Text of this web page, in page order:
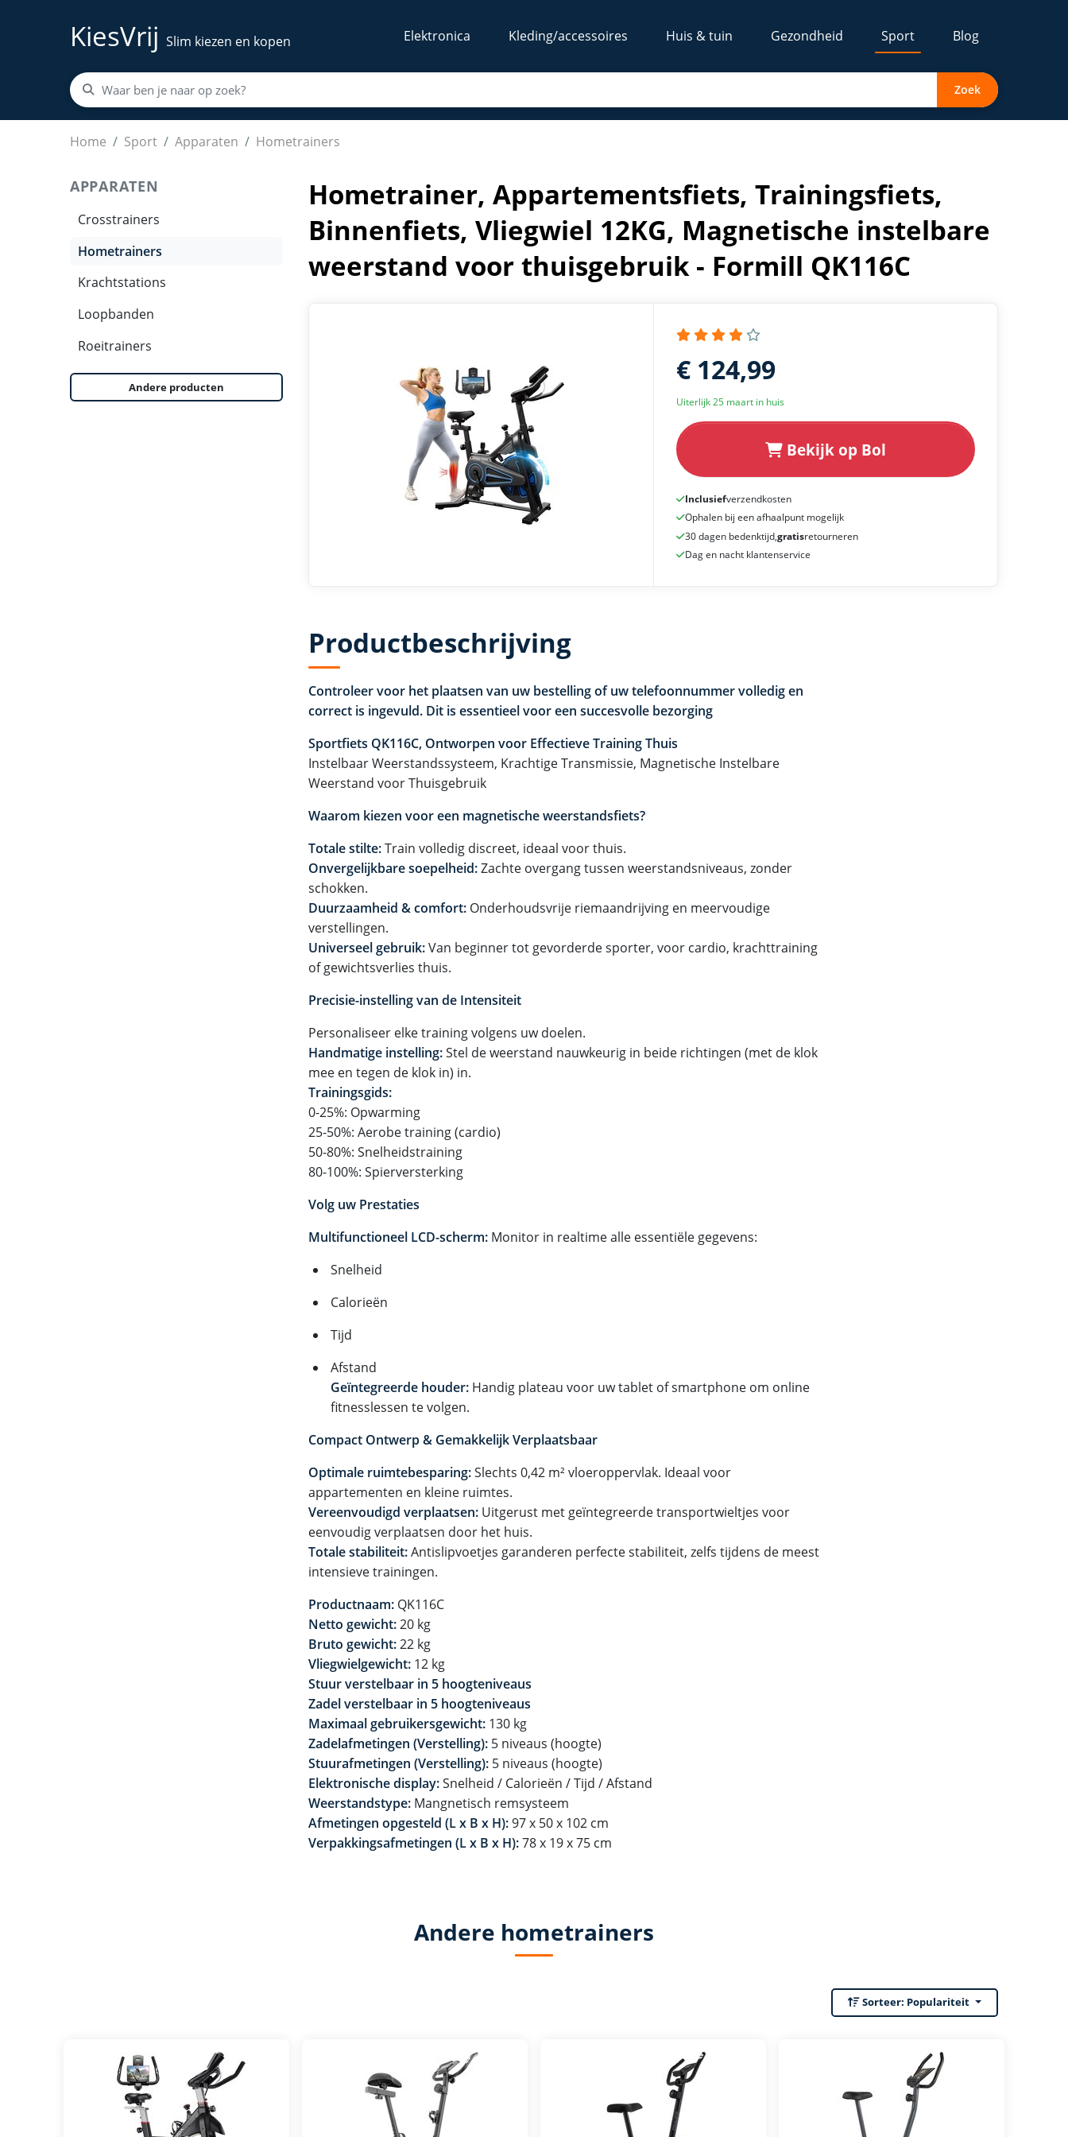
KiesVrij Slim kiezen en kopen Elektronica Kleding/accessoires Huis & tuin Gezondheid Sport Blog
Zoek
Home Sport Apparaten Hometrainers
Hometrainer, Appartementsfiets, Trainingsfiets, Binnenfiets, Vliegwiel 12KG, Magnetische instelbare weerstand voor thuisgebruik - Formill QK116C
APPARATEN
Crosstrainers
Hometrainers
Krachtstations
Loopbanden
Roeitrainers
Andere producten
Hometrainer, Appartementsfiets, Trainingsfiets,
Binnenfiets, Vliegwiel 12KG, Magnetische instelbare
weerstand voor thuisgebruik - Formill QK116C
€ 124,99
Uiterlijk 25 maart in huis
Bekijk op Bol
Inclusiefverzendkosten
Ophalen bij een afhaalpunt mogelijk
30 dagen bedenktijd,gratisretourneren
Dag en nacht klantenservice
Productbeschrijving
Controleer voor het plaatsen van uw bestelling of uw telefoonnummer volledig en
correct is ingevuld. Dit is essentieel voor een succesvolle bezorging
Sportfiets QK116C, Ontworpen voor Effectieve Training Thuis
Instelbaar Weerstandssysteem, Krachtige Transmissie, Magnetische Instelbare
Weerstand voor Thuisgebruik
Waarom kiezen voor een magnetische weerstandsfiets?
Totale stilte:Train volledig discreet, ideaal voor thuis.
Onvergelijkbare soepelheid:Zachte overgang tussen weerstandsniveaus, zonder
schokken.
Duurzaamheid & comfort: Onderhoudsvrije riemaandrijving en meervoudige
verstellingen.
Universeel gebruik:Van beginner tot gevorderde sporter, voor cardio, krachttraining
of gewichtsverlies thuis.
Precisie-instelling van de Intensiteit
Personaliseer elke training volgens uw doelen.
Handmatige instelling:Stel de weerstand nauwkeurig in beide richtingen (met de klok
mee en tegen de klok in) in.
Trainingsgids:
0-25%: Opwarming
25-50%: Aerobe training (cardio)
50-80%: Snelheidstraining
80-100%: Spierversterking
Volg uw Prestaties
Multifunctioneel LCD-scherm: Monitor in realtime alle essentiële gegevens:
Snelheid
Calorieën
Tijd
Afstand
Geïntegreerde houder: Handig plateau voor uw tablet of smartphone om online
fitnesslessen te volgen.
Compact Ontwerp & Gemakkelijk Verplaatsbaar
Optimale ruimtebesparing:Slechts 0,42 m² vloeroppervlak. Ideaal voor
appartementen en kleine ruimtes.
Vereenvoudigd verplaatsen: Uitgerust met geïntegreerde transportwieltjes voor
eenvoudig verplaatsen door het huis.
Totale stabiliteit:Antislipvoetjes garanderen perfecte stabiliteit, zelfs tijdens de meest
intensieve trainingen.
Productnaam: QK116C
Netto gewicht:20 kg
Bruto gewicht:22 kg
Vliegwielgewicht: 12 kg
Stuur verstelbaar in 5 hoogteniveaus
Zadel verstelbaar in 5 hoogteniveaus
Maximaal gebruikersgewicht: 130 kg
Zadelafmetingen (Verstelling): 5 niveaus (hoogte)
Stuurafmetingen (Verstelling): 5 niveaus (hoogte)
Elektronische display:Snelheid / Calorieën / Tijd / Afstand
Weerstandstype: Mangnetisch remsysteem
Afmetingen opgesteld (L x B x H):97 x 50 x 102 cm
Verpakkingsafmetingen (L x B x H):78 x 19 x 75 cm
Andere hometrainers
Sorteer: Populariteit